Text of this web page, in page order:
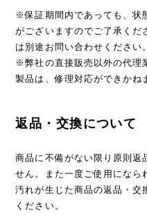
※保証期間内であっても、状
がございますのでご了承くだ
は別途お問い合わせください。
※弊社の直接販売以外の代理
製品は、修理対応ができかね
返品・交換について
商品に不備がない限り原則返
せん。また一度ご使用になら
汚れが生じた商品の返品・交
ください。